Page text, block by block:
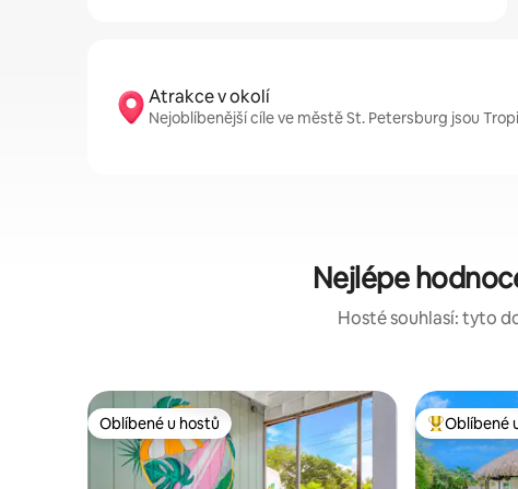
Atrakce v okolí
Nejoblíbenější cíle ve městě St. Petersburg jsou
Nejlépe
Hosté souhlasí: tyto
Oblíbené u hostů
Oblíbené u hostů Nejlepší v
Oblíbené